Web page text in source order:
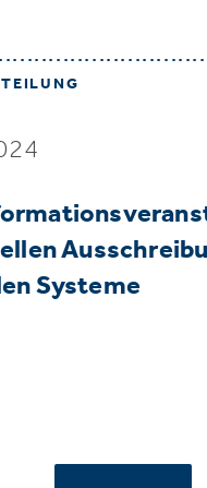
Systeme